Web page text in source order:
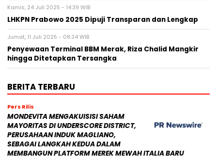
Kamis, 24 Juli 2025 - 14:39 WIB
LHKPN Prabowo 2025 Dipuji Transparan dan Lengkap
Jumat, 11 Juli 2025 - 08:34 WIB
Penyewaan Terminal BBM Merak, Riza Chalid Mangkir
hingga Ditetapkan Tersangka
BERITA TERBARU
Pers Rilis
MONDEVITA MENGAKUISISI SAHAM
MAYORITAS DI UNDERSCORE DISTRICT,
PERUSAHAAN INDUK MAGLIANO,
SEBAGAI LANGKAH KEDUA DALAM
MEMBANGUN PLATFORM MEREK MEWAH ITALIA BARU